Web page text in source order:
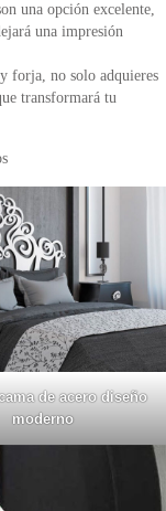
una opción excelente,
una impresión
forja, no solo adquieres
transformará tu
de acero diseño
moderno